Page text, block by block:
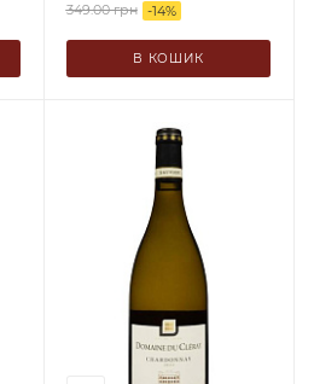
349.00грн -14%
В КОШИК